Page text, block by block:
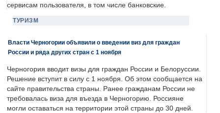
сервисам пользователя, в том числе банковские.
ТУРИЗМ
Власти Черногории объявили о введении виз для граждан
России и ряда других стран с 1 ноября
Черногория вводит визы для граждан России и Белоруссии.
Решение вступит в силу с 1 ноября. Об этом сообщается на
сайте правительства страны. Ранее гражданам России не
требовалась виза для въезда в Черногорию. Россияне
могли оставаться на территории этой страны до 30 дней.